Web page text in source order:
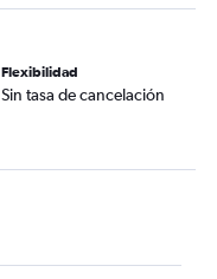
Flexibilidad
Sin tasa de cancelación